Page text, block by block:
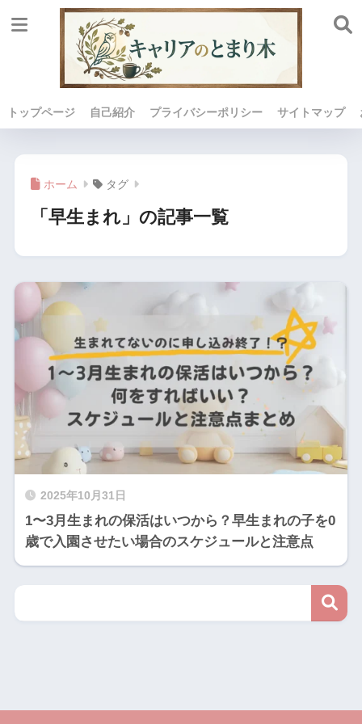
トップページ 自己紹介 プライバシーポリシー サイトマップ
ホーム タグ
「早生まれ」の記事一覧
2025年10月31日
1〜3月生まれの保活はいつから？早生まれの子を0
歳で入園させたい場合のスケジュールと注意点